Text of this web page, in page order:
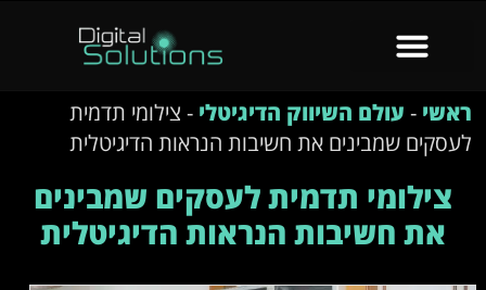
ראשי - עולם השיווק הדיגיטלי - צילומי תדמית
לעסקים שמבינים את חשיבות הנראות הדיגיטלית
צילומי תדמית לעסקים שמבינים
את חשיבות הנראות הדיגיטלית